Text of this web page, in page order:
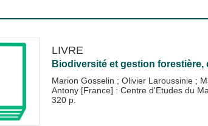
LIVRE
Biodiversité et gestion
Marion Gosselin ; Olivier Laroussinie ;
Antony [France] : Centre d'Etudes du
320 p.